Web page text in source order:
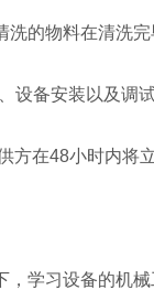
物料在清洗完
设备安装以及调
在48小时内将立
习设备的机械